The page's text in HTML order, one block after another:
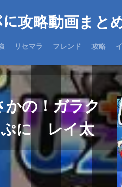
攻略動画まと
リセマラ フレンド 攻略
かの！ガラク
ぷに レイ太